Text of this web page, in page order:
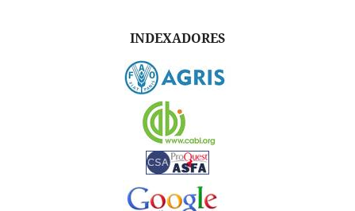
INDEXADORES